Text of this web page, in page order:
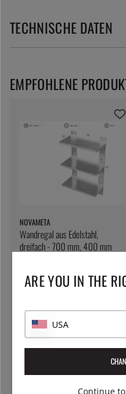
TECHNISCHE DATEN
NOVAMETA
Wandregal aus Edelstahl,
dreifach - 700 mm, 400 mm
EMPFOHLENE
ARE YOU IN THE
USA
Continue